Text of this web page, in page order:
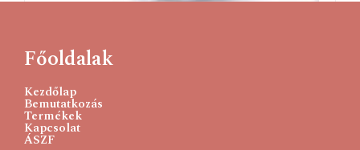
Catania originals 106-fehér
750Ft
Kosárba teszem
Főoldalak
Kezdőlap
Bemutatkozás
Termékek
Kapcsolat
ÁSZF